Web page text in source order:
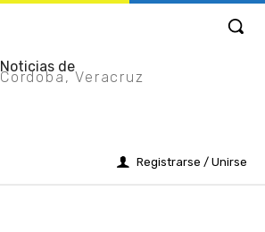
Noticias de
Cordoba, Veracruz
Registrarse / Unirse